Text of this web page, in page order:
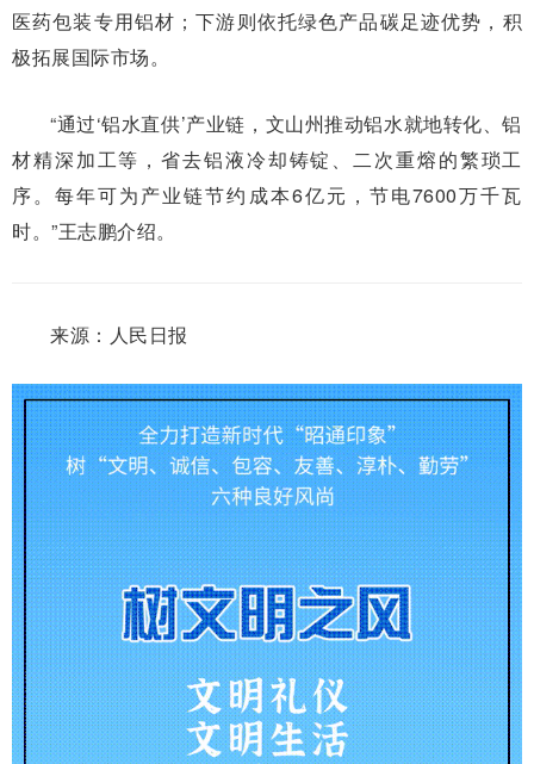
医药包装专用铝材；下游则依托绿色产品碳足迹优势，积
极拓展国际市场。
“通过‘铝水直供’产业链，文山州推动铝水就地转化、铝
材精深加工等，省去铝液冷却铸锭、二次重熔的繁琐工
序。每年可为产业链节约成本6亿元，节电7600万千瓦
时。”王志鹏介绍。
来源：人民日报